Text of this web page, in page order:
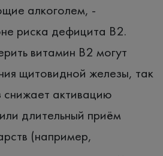
алкоголем, -
риска дефицита B2.
витамин B2 могут
щитовидной железы, так
снижает активацию
длительный приём
(например,